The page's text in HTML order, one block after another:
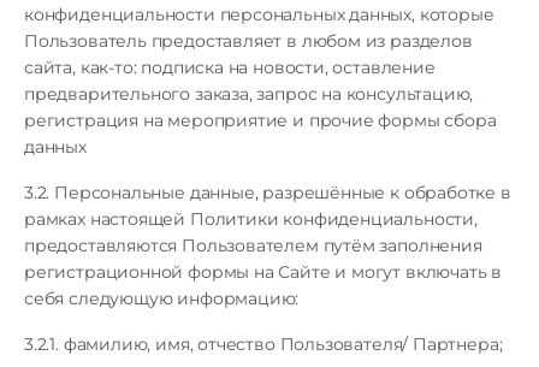
конфиденциальности персональных данных, которые
Пользователь предоставляет в любом из разделов
сайта, как-то: подписка на новости, оставление
предварительного заказа, запрос на консультацию,
регистрация на мероприятие и прочие формы сбора
данных
3.2. Персональные данные, разрешённые к обработке в
рамках настоящей Политики конфиденциальности,
предоставляются Пользователем путём заполнения
регистрационной формы на Сайте и могут включать в
себя следующую информацию:
3.2.1. фамилию, имя, отчество Пользователя/ Партнера;